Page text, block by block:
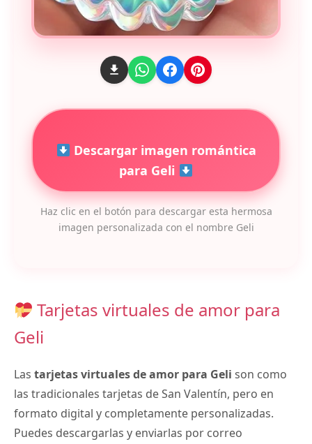
Descargar imagen romántica
para Geli
Haz clic en el botón para descargar esta hermosa
imagen personalizada con el nombre Geli
Tarjetas virtuales de amor para
Geli
Las tarjetas virtuales de amor para Geli son como
las tradicionales tarjetas de San Valentín, pero en
formato digital y completamente personalizadas.
Puedes descargarlas y enviarlas por correo